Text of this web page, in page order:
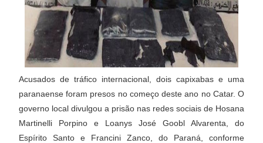
Acusados de tráfico internacional, dois capixabas e uma
paranaense foram presos no começo deste ano no Catar. O
governo local divulgou a prisão nas redes sociais de Hosana
Martinelli Porpino e Loanys José Goobl Alvarenta, do
Espírito Santo e Francini Zanco, do Paraná, conforme